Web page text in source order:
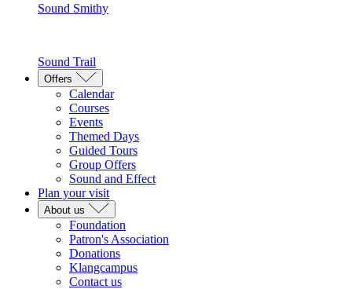
Sound Smithy
Sound Trail
Offers
Calendar
Courses
Events
Themed Days
Guided Tours
Group Offers
Sound and Effect
Plan your visit
About us
Foundation
Patron's Association
Donations
Klangcampus
Contact us